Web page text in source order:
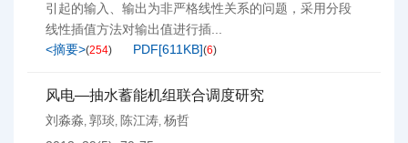
引起的输入、输出为非严格线性关系的问题，采用分段
线性插值方法对输出值进行插...
<摘要>(254) PDF[611KB](6)
风电—抽水蓄能机组联合调度研究
刘淼淼, 郭琰, 陈江涛, 杨哲